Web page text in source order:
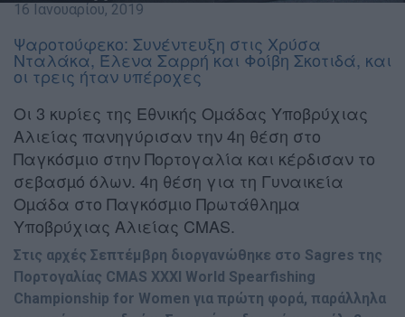
16 Ιανουαρίου, 2019
Ψαροτούφεκο: Συνέντευξη στις Χρύσα
Νταλάκα, Έλενα Σαρρή και Φοίβη Σκοτιδά, και
οι τρεις ήταν υπέροχες
Oι 3 κυρίες της Εθνικής Οµάδας Υποβρύχιας
Αλιείας πανηγύρισαν την 4η θέση στο
Παγκόσµιο στην Πορτογαλία και κέρδισαν το
σεβασµό όλων. 4η θέση για τη Γυναικεία
Οµάδα στο Παγκόσµιο Πρωτάθληµα
Υποβρύχιας Αλιείας CMAS.
Στις αρχές Σεπτέµβρη διοργανώθηκε στο Sagres της
Πορτογαλίας CMAS XXXI World Spearfishing
Championship for Women για πρώτη φορά, παράλληλα